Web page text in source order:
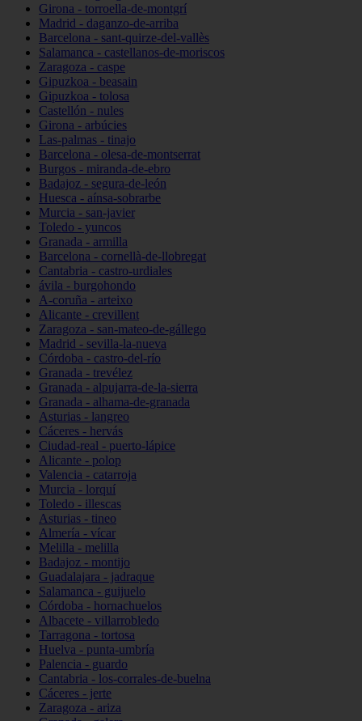
Girona - torroella-de-montgrí
Madrid - daganzo-de-arriba
Barcelona - sant-quirze-del-vallès
Salamanca - castellanos-de-moriscos
Zaragoza - caspe
Gipuzkoa - beasain
Gipuzkoa - tolosa
Castellón - nules
Girona - arbúcies
Las-palmas - tinajo
Barcelona - olesa-de-montserrat
Burgos - miranda-de-ebro
Badajoz - segura-de-león
Huesca - aínsa-sobrarbe
Murcia - san-javier
Toledo - yuncos
Granada - armilla
Barcelona - cornellà-de-llobregat
Cantabria - castro-urdiales
ávila - burgohondo
A-coruña - arteixo
Alicante - crevillent
Zaragoza - san-mateo-de-gállego
Madrid - sevilla-la-nueva
Córdoba - castro-del-río
Granada - trevélez
Granada - alpujarra-de-la-sierra
Granada - alhama-de-granada
Asturias - langreo
Cáceres - hervás
Ciudad-real - puerto-lápice
Alicante - polop
Valencia - catarroja
Murcia - lorquí
Toledo - illescas
Asturias - tineo
Almería - vícar
Melilla - melilla
Badajoz - montijo
Guadalajara - jadraque
Salamanca - guijuelo
Córdoba - hornachuelos
Albacete - villarrobledo
Tarragona - tortosa
Huelva - punta-umbría
Palencia - guardo
Cantabria - los-corrales-de-buelna
Cáceres - jerte
Zaragoza - ariza